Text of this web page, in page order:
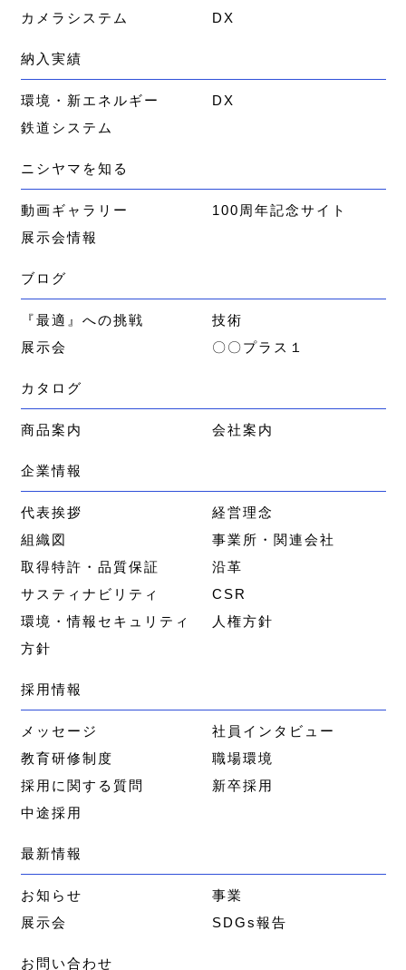
カメラシステム
DX
納入実績
環境・新エネルギー
DX
鉄道システム
ニシヤマを知る
動画ギャラリー
100周年記念サイト
展示会情報
ブログ
『最適』への挑戦
技術
展示会
〇〇プラス１
カタログ
商品案内 会社案内
企業情報
代表挨拶
経営理念
組織図
事業所・関連会社
取得特許・品質保証
沿革
サスティナビリティ
CSR
環境・情報セキュリティ
方針
人権方針
採用情報
メッセージ
社員インタビュー
教育研修制度
職場環境
採用に関する質問
新卒採用
中途採用
最新情報
お知らせ
事業
展示会
SDGs報告
お問い合わせ